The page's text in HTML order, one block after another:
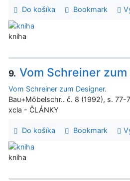
Do košíka Bookmark
kniha
9. Vom Schreiner zum
Vom Schreiner zum Designer.
Bau+Möbelschr.. č. 8 (1992), s. 77-
xcla - ČLÁNKY
Do košíka Bookmark
kniha